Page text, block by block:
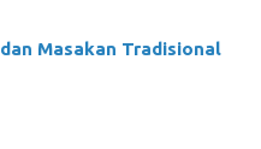
Masakan Tradisional